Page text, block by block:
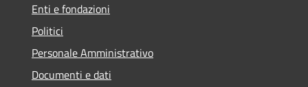
Enti e fondazioni
Politici
Personale Amministrativo
Documenti e dati